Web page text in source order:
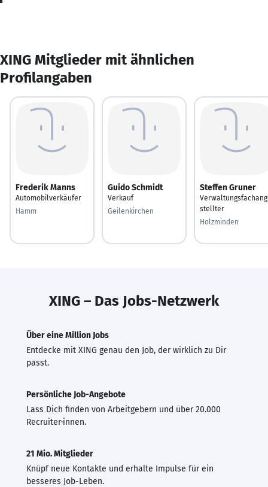
XING Mitglieder mit ähnlichen
Profilangaben
Frederik Manns
Automobilverkäufer
Hamm
Guido Schmidt
Verkauf
Geilenkirchen
Steffen Gruner
stellter
Holzminden
XING – Das Jobs-Netzwerk
Über eine Million Jobs
Entdecke mit XING genau den Job, der wirklich zu Dir
passt.
Persönliche Job-Angebote
Lass Dich finden von Arbeitgebern und über 20.000
Recruiter·innen.
21 Mio. Mitglieder
Knüpf neue Kontakte und erhalte Impulse für ein
besseres Job-Leben.